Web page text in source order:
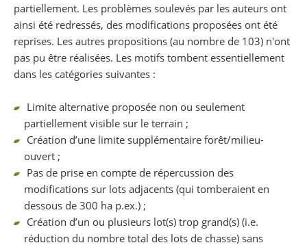
partiellement. Les problèmes soulevés par les auteurs ont
ainsi été redressés, des modifications proposées ont été
reprises. Les autres propositions (au nombre de 103) n'ont
pas pu être réalisées. Les motifs tombent essentiellement
dans les catégories suivantes :
Limite alternative proposée non ou seulement
partiellement visible sur le terrain ;
Création d’une limite supplémentaire forêt/milieu-
ouvert ;
Pas de prise en compte de répercussion des
modifications sur lots adjacents (qui tomberaient en
dessous de 300 ha p.ex.) ;
Création d’un ou plusieurs lot(s) trop grand(s) (i.e.
réduction du nombre total des lots de chasse) sans